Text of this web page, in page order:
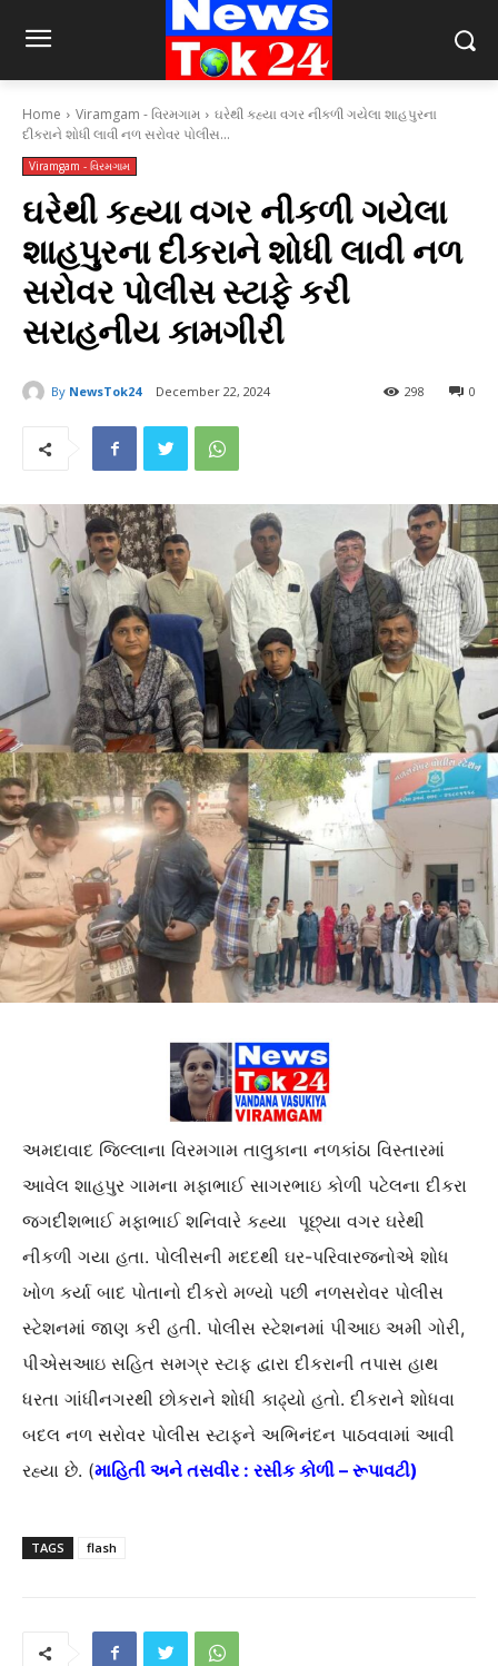
Home Viramgam - વિરમગામ
ઘરેથી કહ્યા વગર નીકળી ગયેલા શાહપુરના
દીકરાને શોધી લાવી નળ સરોવર પોલીસ...
Viramgam - વિરમગામ
ઘરેથી કહ્યા વગર નીકળી ગયેલા
શાહપુરના દીકરાને શોધી લાવી નળ
સરોવર પોલીસ સ્ટાફે કરી
સરાહનીય કામગીરી
By NewsTok24 December 22, 2024 0
298
અમદાવાદ જિલ્લાના વિરમગામ તાલુકાના નળકાંઠા વિસ્તારમાં
આવેલ શાહપુર ગામના મફાભાઈ સાગરભાઇ કોળી પટેલના દીકરા
જગદીશભાઈ મફાભાઈ શનિવારે કહ્યા પૂછ્યા વગર ઘરેથી
નીકળી ગયા હતા. પોલીસની મદદથી ઘર-પરિવારજનોએ શોધ
ખોળ કર્યા બાદ પોતાનો દીકરો મળ્યો પછી નળસરોવર પોલીસ
સ્ટેશનમાં જાણ કરી હતી. પોલીસ સ્ટેશનમાં પીઆઇ અમી ગોરી,
પીએસઆઇ સહિત સમગ્ર સ્ટાફ દ્વારા દીકરાની તપાસ હાથ
ધરતા ગાંધીનગરથી છોકરાને શોધી કાઢ્યો હતો. દીકરાને શોધવા
બદલ નળ સરોવર પોલીસ સ્ટાફને અભિનંદન પાઠવવામાં આવી
રહ્યા છે. (માહિતી અને તસવીર : રસીક કોળી – રૂપાવટી)
TAGS flash